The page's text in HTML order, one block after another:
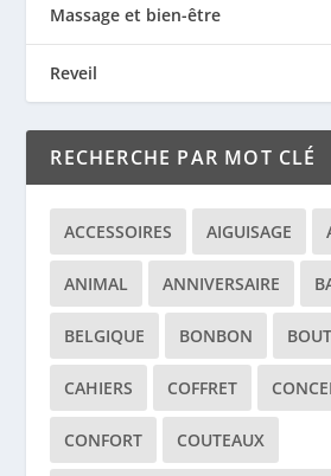
Massage et bien-être
Reveil
RECHERCHE PAR MOT CLÉ
ACCESSOIRES AIGUISAGE
ANIMAL ANNIVERSAIRE
BELGIQUE BONBON
CAHIERS COFFRET
CONFORT COUTEAUX